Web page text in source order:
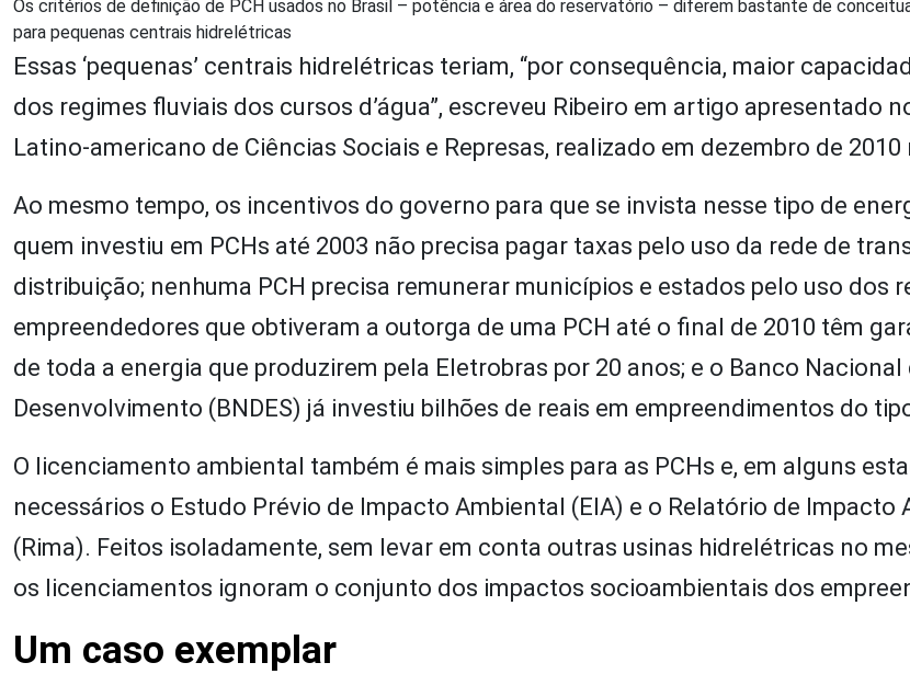
Os critérios de definição de PCH usados no Brasil – potência e área do reservatório – diferem bastante de
para pequenas centrais hidrelétricas
Essas ‘pequenas’ centrais hidrelétricas teriam, “por consequência, maior
dos regimes fluviais dos cursos d’água”, escreveu Ribeiro em artigo apresentado
Latino-americano de Ciências Sociais e Represas, realizado em dezembro de 2010
Ao mesmo tempo, os incentivos do governo para que se invista nesse tipo de
quem investiu em PCHs até 2003 não precisa pagar taxas pelo uso da rede de
distribuição; nenhuma PCH precisa remunerar municípios e estados pelo uso dos
empreendedores que obtiveram a outorga de uma PCH até o final de 2010 têm
de toda a energia que produzirem pela Eletrobras por 20 anos; e o Banco Nacional
Desenvolvimento (BNDES) já investiu bilhões de reais em empreendimentos do
O licenciamento ambiental também é mais simples para as PCHs e, em alguns
necessários o Estudo Prévio de Impacto Ambiental (EIA) e o Relatório de Impacto
(Rima). Feitos isoladamente, sem levar em conta outras usinas hidrelétricas no
os licenciamentos ignoram o conjunto dos impactos socioambientais dos
Um caso exemplar